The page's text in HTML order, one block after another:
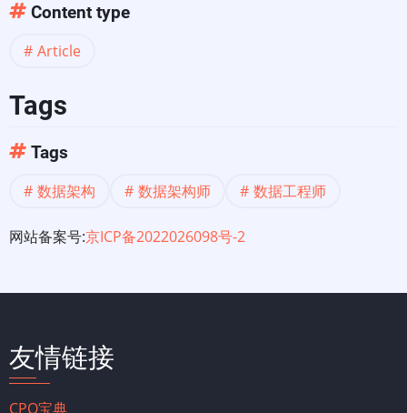
工
资
Content type
Article
Tags
Tags
数据架构 数据架构师 数据工程师
网站备案号:京ICP备2022026098号-2
友情链接
CPO宝典